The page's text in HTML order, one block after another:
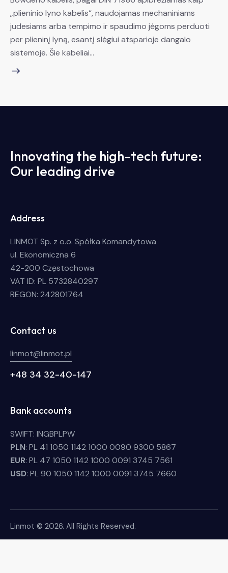
„plieninio lyno kabelis“, naudojamas mechaniniams
judesiams arba tempimo ir spaudimo jėgoms perduoti
per plieninį lyną, esantį slėgiui atsparioje dangalo
sistemoje. Šie kabeliai…
Innovating the high-tech future:
Our leading drive
Address
LINMOT Sp. z o.o. Spółka Komandytowa
ul. Ekonomiczna 6
42-200 Częstochowa
VAT ID: PL 5732840297
REGON: 242801764
Contact us
linmot@linmot.pl
+48 34 32-40-147
Bank accounts
SWIFT: INGBPLPW
PLN: PL 41 1050 1142 1000 0090 9300 5867
EUR: PL 47 1050 1142 1000 0091 3745 7561
USD: PL 90 1050 1142 1000 0091 3745 7660
Linmot © 2026. All Rights Reserved.